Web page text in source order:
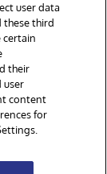
All Rights
ト
user data
these third
certain
their
user
content
for